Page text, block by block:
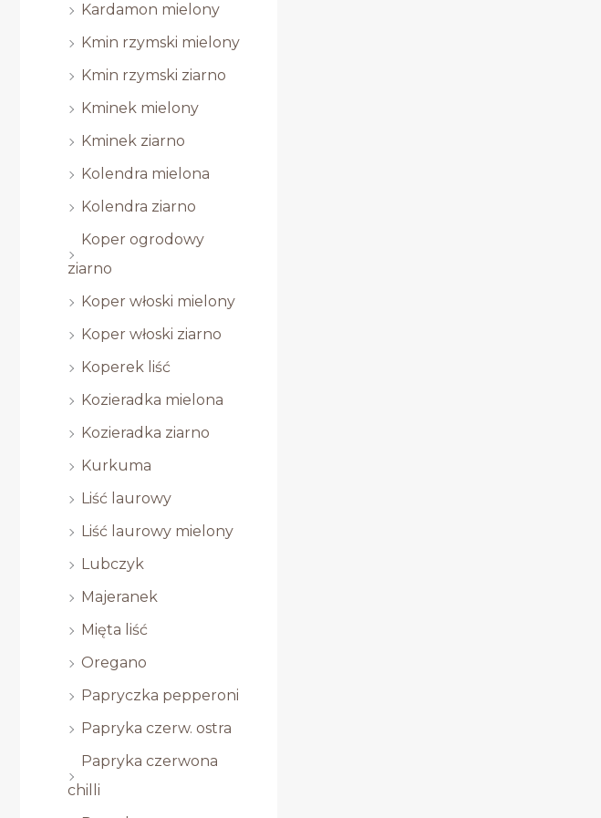
Kardamon mielony
Kmin rzymski mielony
Kmin rzymski ziarno
Kminek mielony
Kminek ziarno
Kolendra mielona
Kolendra ziarno
Koper ogrodowy
ziarno
Koper włoski mielony
Koper włoski ziarno
Koperek liść
Kozieradka mielona
Kozieradka ziarno
Kurkuma
Liść laurowy
Liść laurowy mielony
Lubczyk
Majeranek
Mięta liść
Oregano
Papryczka pepperoni
Papryka czerw. ostra
Papryka czerwona
chilli